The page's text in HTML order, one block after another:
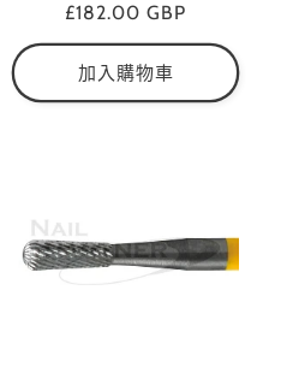
商：
定
價
£182.00 GBP
加入購物車